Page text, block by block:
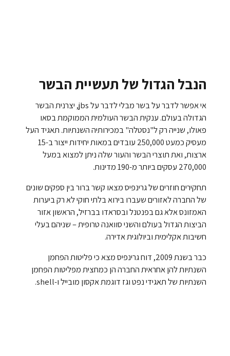
הנבל הגדול של תעשיית הבשר
אי אפשר לדבר על בשר מבלי לדבר על jbs, יצרנית הבשר
הגדולה בעולם. ענקית הבשר העולמית הממוקמת בסאו
פאולו, שנייה רק ל"נסטלה" במכירותיה השנתיות. תאגיד העל
מעסיק כמעט 250,000 עובדים במאות יחידות ייצור ב-15
ארצות, ואת תוצרי הבשר והעור שלה ניתן למצוא במעל
270,000 עסקים ביותר מ-190 מדינות.
תחקירים חוזרים של גרינפיס מצאו קשר ברור בין ספקים שונים
של החברה לאזורים שעברו בירוא בלתי חוקי לא רק ביערות
האמזונס אלא גם בפנטנל ובסראדו בברזיל, הראשון אזור
הביצות הגדול בעולם והשני סוואנה טרופית – שניהם בעלי
חשיבות אקלימית וביולוגית אדירה.
כבר בשנת 2009, דוח גרינפיס מצא כי פליטות הפחמן
השנתיות להן אחראית החברה הן כמחצית מפליטות הפחמן
השנתיות של תאגידי נפט וגז דוגמת אקסון מובייל ו-shell.